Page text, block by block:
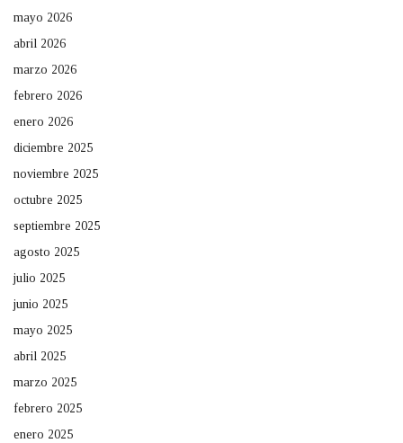
mayo 2026
abril 2026
marzo 2026
febrero 2026
enero 2026
diciembre 2025
noviembre 2025
octubre 2025
septiembre 2025
agosto 2025
julio 2025
junio 2025
mayo 2025
abril 2025
marzo 2025
febrero 2025
enero 2025